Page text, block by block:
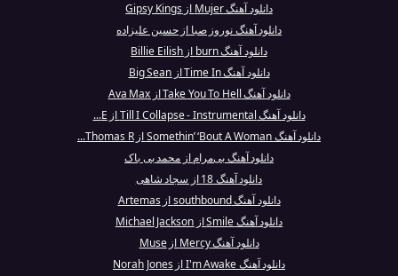
دانلود آهنگ Mujer از Gipsy Kings
دانلود آهنگ نوروز صبا از حسین علیزاده
دانلود آهنگ burn از Billie Eilish
دانلود آهنگ Time In از Big Sean
دانلود آهنگ Take You To Hell از Ava Max
دانلود آهنگ Till I Collapse - Instrumental از E...
دانلود آهنگ Somethin’ ‘Bout A Woman از Thomas R...
دانلود آهنگ بی‌مرام از محمد بی باک
دانلود آهنگ 18 از سجاد شاهی
دانلود آهنگ southbound از Artemas
دانلود آهنگ Smile از Michael Jackson
دانلود آهنگ Mercy از Muse
دانلود آهنگ I'm Awake از Norah Jones